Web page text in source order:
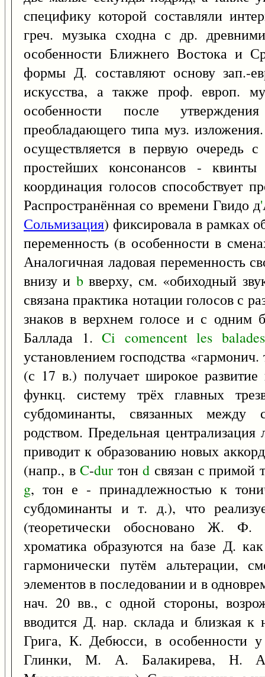
специфику которой составляли
греч. музыка сходна с др.
особенности Ближнего Востока и
формы Д. составляют основу зап.-
искусства, а также проф. европ.
особенности после
преобладающего типа муз.
осуществляется в первую очередь
простейших консонансов -
координация голосов способствует
Распространённая со времени Гвидо д'
Сольмизация) фиксировала в рамках
переменность (в особенности в
Аналогичная ладовая переменность
внизу и bвверху, см. «обиходный
связана практика нотации голосов с
знаков в верхнем голосе и с
Баллада 1.Ci comencent les balades
установлением господства
(с 17 в.) получает широкое
функц. систему трёх главных
субдоминанты, связанных между
родством. Предельная
приводит к образованию новых
(напр., вC-dur тонd связан с примой
g, тон е - принадлежностью к
субдоминанты и т. д.), что
(теоретически обосновано Ж. Ф.
хроматика образуются на базе Д.
гармонически путём альтерации,
элементов в последовании и в
нач. 20 вв., с одной стороны,
вводится Д. нар. склада и
Грига, К. Дебюсси, в особенности
Глинки, М. А. Балакирева, Н.